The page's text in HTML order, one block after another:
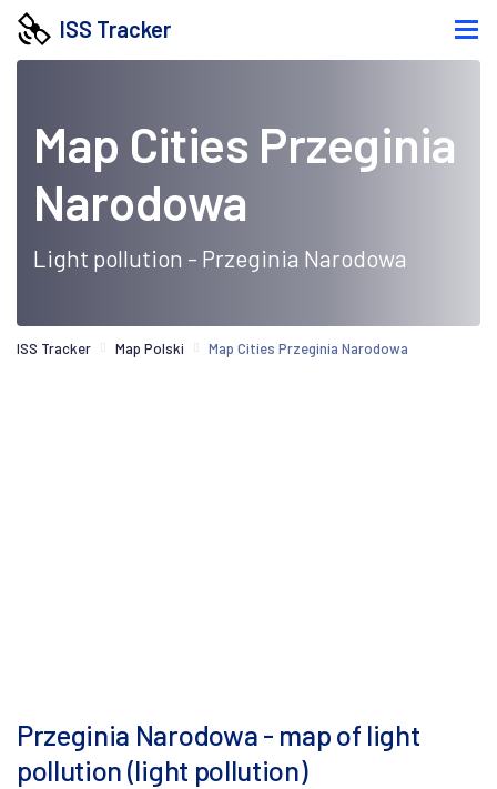
ISS Tracker
Map Cities Przeginia
Narodowa
Light pollution - Przeginia Narodowa
ISS Tracker Map Polski Map Cities Przeginia Narodowa
Przeginia Narodowa - map of light
pollution (light pollution)